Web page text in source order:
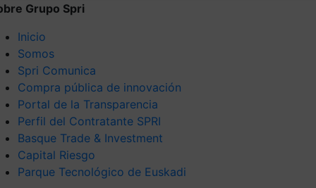
Grupo Spri
Inicio
Somos
Spri Comunica
Compra pública de innovación
Portal de la Transparencia
Perfil del Contratante SPRI
Basque Trade & Investment
Capital Riesgo
Parque Tecnológico de Euskadi